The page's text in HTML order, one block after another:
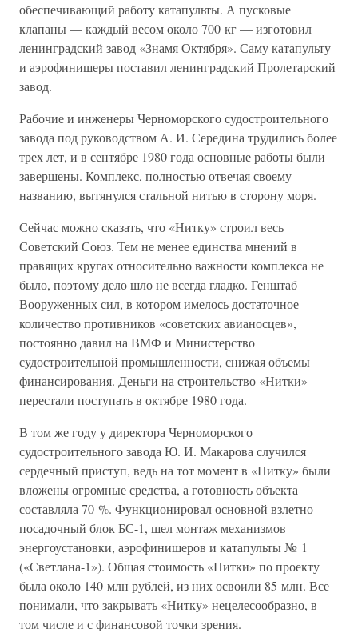
обеспечивающий работу катапульты. А пусковые
клапаны — каждый весом около 700 кг — изготовил
ленинградский завод «Знамя Октября». Саму катапульту
и аэрофинишеры поставил ленинградский Пролетарский
завод.
Рабочие и инженеры Черноморского судостроительного
завода под руководством А. И. Середина трудились более
трех лет, и в сентябре 1980 года основные работы были
завершены. Комплекс, полностью отвечая своему
названию, вытянулся стальной нитью в сторону моря.
Сейчас можно сказать, что «Нитку» строил весь
Советский Союз. Тем не менее единства мнений в
правящих кругах относительно важности комплекса не
было, поэтому дело шло не всегда гладко. Генштаб
Вооруженных сил, в котором имелось достаточное
количество противников «советских авианосцев»,
постоянно давил на ВМФ и Министерство
судостроительной промышленности, снижая объемы
финансирования. Деньги на строительство «Нитки»
перестали поступать в октябре 1980 года.
В том же году у директора Черноморского
судостроительного завода Ю. И. Макарова случился
сердечный приступ, ведь на тот момент в «Нитку» были
вложены огромные средства, а готовность объекта
составляла 70 %. Функционировал основной взлетно-
посадочный блок БС-1, шел монтаж механизмов
энергоустановки, аэрофинишеров и катапульты № 1
(«Светлана-1»). Общая стоимость «Нитки» по проекту
была около 140 млн рублей, из них освоили 85 млн. Все
понимали, что закрывать «Нитку» нецелесообразно, в
том числе и с финансовой точки зрения.